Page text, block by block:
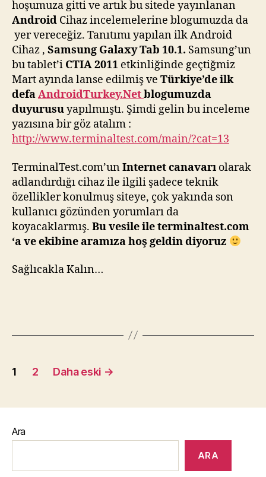
hoşumuza gitti ve artık bu sitede yayınlanan
Android Cihaz incelemelerine blogumuzda da
yer vereceğiz. Tanıtımı yapılan ilk Android
Cihaz , Samsung Galaxy Tab 10.1. Samsung’un
bu tablet’i CTIA 2011 etkinliğinde geçtiğmiz
Mart ayında lanse edilmiş ve Türkiye’de ilk
defaAndroidTurkey.Netblogumuzda
duyurusuyapılmııştı. Şimdi gelin bu inceleme
yazısına bir göz atalım :
http://www.terminaltest.com/main/?cat=13
TerminalTest.com’unInternet canavarı olarak
adlandırdığı cihaz ile ilgili şadece teknik
özellikler konulmuş siteye, çok yakında son
kullanıcı gözünden yorumları da
koyacaklarmış. Bu vesile ile terminaltest.com
‘a ve ekibine aramıza hoş geldin diyoruz
Sağlıcakla Kalın…
Yazı
1 2 Daha eski →
Ara
ARA